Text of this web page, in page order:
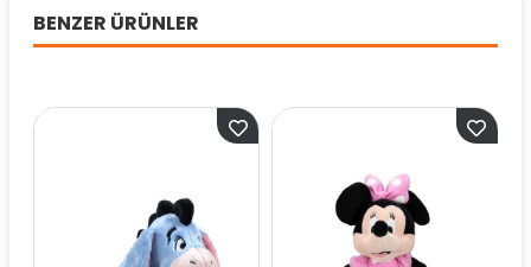
BENZER ÜRÜNLER